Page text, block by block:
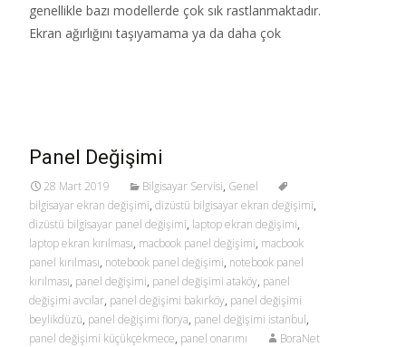
genellikle bazı modellerde çok sık rastlanmaktadır.
Ekran ağırlığını taşıyamama ya da daha çok
Panel Değişimi
28 Mart 2019 Bilgisayar Servisi, Genel
bilgisayar ekran değişimi, dizüstü bilgisayar ekran değişimi,
dizüstü bilgisayar panel değişimi, laptop ekran değişimi,
laptop ekran kırılması, macbook panel değişimi, macbook
panel kırılması, notebook panel değişimi, notebook panel
kırılması, panel değişimi, panel değişimi ataköy, panel
değişimi avcılar, panel değişimi bakırköy, panel değişimi
beylikdüzü, panel değişimi florya, panel değişimi istanbul,
panel değişimi küçükçekmece, panel onarımı BoraNet